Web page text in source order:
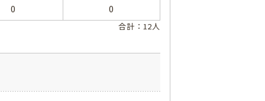
0 0
合計：12人